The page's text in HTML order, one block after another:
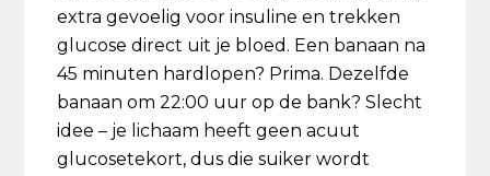
extra gevoelig voor insuline en trekken
glucose direct uit je bloed. Een banaan na
45 minuten hardlopen? Prima. Dezelfde
banaan om 22:00 uur op de bank? Slecht
idee – je lichaam heeft geen acuut
glucosetekort, dus die suiker wordt